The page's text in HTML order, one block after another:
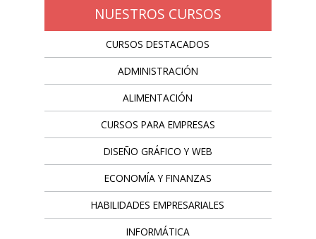
NUESTROS CURSOS
CURSOS DESTACADOS
ADMINISTRACIÓN
ALIMENTACIÓN
CURSOS PARA EMPRESAS
DISEÑO GRÁFICO Y WEB
ECONOMÍA Y FINANZAS
HABILIDADES EMPRESARIALES
INFORMÁTICA